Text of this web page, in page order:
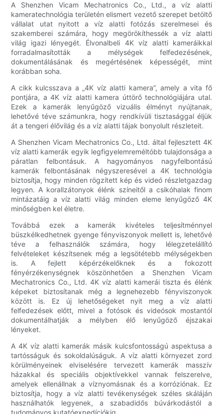
A Shenzhen Vicam Mechatronics Co., Ltd., a víz alatti
kameratechnológia területén elismert vezető szerepet betöltő
vállalat utat nyitott a víz alatti fotózás szerelmesei és
szakemberei számára, hogy megörökíthessék a víz alatti
világ igazi lényegét. Élvonalbeli 4K víz alatti kameráikkal
forradalmasították a mélységek felfedezésének,
dokumentálásának és megértésének képességét, mint
korábban soha.
A cikk kulcsszava a „4K víz alatti kamera”, amely a vita fő
pontjára, a 4K víz alatti kamera úttörő technológiájára utal.
Ezek a kamerák lenyűgöző vizuális élményt nyújtanak,
lehetővé téve számunkra, hogy rendkívüli tisztasággal éljük
át a tengeri élővilág és a víz alatti tájak bonyolult részleteit.
A Shenzhen Vicam Mechatronics Co., Ltd. által fejlesztett 4K
víz alatti kamerák egyik legfigyelemreméltóbb tulajdonsága a
páratlan felbontásuk. A hagyományos nagyfelbontású
kamerák felbontásának négyszeresével a 4K technológia
biztosítja, hogy minden rögzített kép és videó részletgazdag
legyen. A korallzátonyok élénk színeitől a csikóhalak finom
mintázatáig a víz alatti világ minden eleme lenyűgöző 4K
minőségben kel életre.
Továbbá ezek a kamerák kivételes teljesítménnyel
büszkélkedhetnek gyenge fényviszonyok mellett is, lehetővé
téve a felhasználók számára, hogy lélegzetelállító
felvételeket készítsenek még a legsötétebb mélységekben
is. A fejlett képérzékelőknek és a fokozott
fényérzékenységnek köszönhetően a Shenzhen Vicam
Mechatronics Co., Ltd. 4K víz alatti kamerái tiszta és élénk
képeket biztosítanak még a legnehezebb fényviszonyok
között is. Ez új lehetőségeket nyit meg a víz alatti
felfedezések előtt, mivel a fotósok és videósok mostantól
dokumentálhatják a mélyben élő lenyűgöző éjszakai
lényeket.
A 4K víz alatti kamerák másik kulcsfontosságú aspektusa a
tartósságuk és sokoldalúságuk. A víz alatti környezet zord
körülményeinek elviselésére tervezett kamerák masszív
házakkal és speciális objektívekkel vannak felszerelve,
amelyek ellenállnak a víznyomásnak és a korróziónak. Ez
biztosítja, hogy a víz alatti tevékenységek széles skáláján
használhatók legyenek, a szabadidős búvárkodástól a